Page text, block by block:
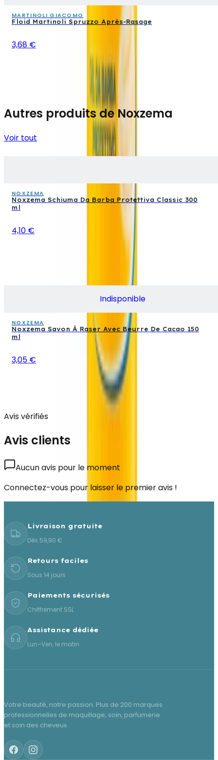
MARTINOLI GIACOMO
Floid Martinoli Spruzzo Après-Rasage
3,68 €
Autres produits de Noxzema
Voir tout
NOXZEMA
Noxzema Schiuma Da Barba Protettiva Classic 300
ml
4,10 €
Indisponible
NOXZEMA
Noxzema Savon À Raser Avec Beurre De Cacao 150
ml
3,05 €
Avis vérifiés
Avis clients
Aucun avis pour le moment
Connectez-vous pour laisser le premier avis !
Livraison gratuite
Dès 59,90 €
Retours faciles
Sous 14 jours
Paiements sécurisés
Chiffrement SSL
Assistance dédiée
Lun–Ven, le matin
Votre beauté, notre passion. Plus de 200 marques
professionnelles de maquillage, soin, parfumerie
et soin des cheveux.